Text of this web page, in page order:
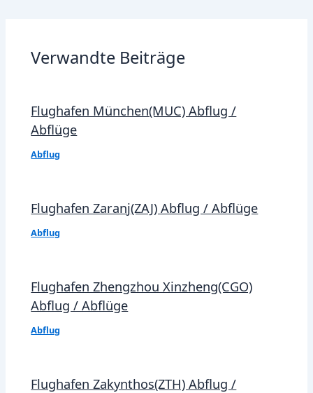
Verwandte Beiträge
Flughafen München(MUC) Abflug /
Abflüge
Abflug
Flughafen Zaranj(ZAJ) Abflug / Abflüge
Abflug
Flughafen Zhengzhou Xinzheng(CGO)
Abflug / Abflüge
Abflug
Flughafen Zakynthos(ZTH) Abflug /